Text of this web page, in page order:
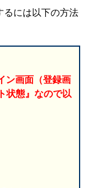
るには以下の方法
ン画面（登録画
状態』なので以